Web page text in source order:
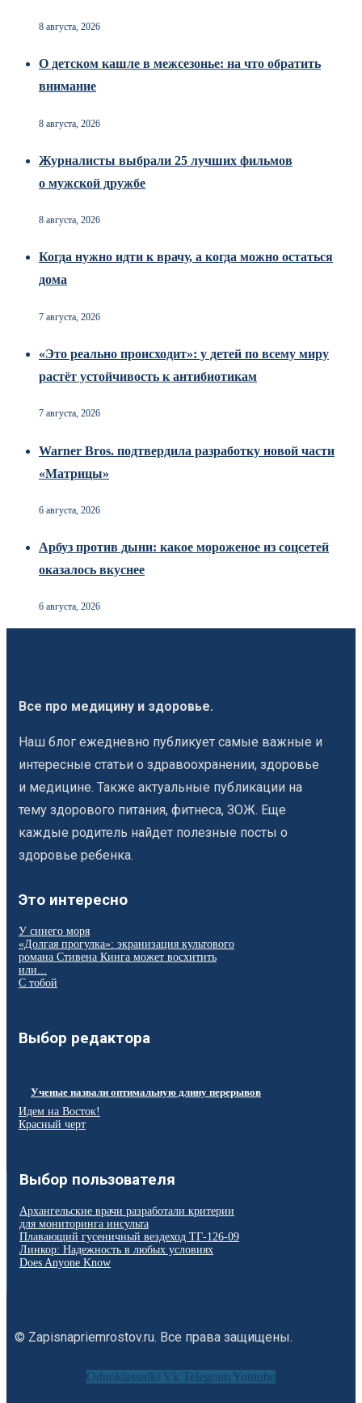
8 августа, 2026
О детском кашле в межсезонье: на что обратить
внимание
8 августа, 2026
Журналисты выбрали 25 лучших фильмов
о мужской дружбе
8 августа, 2026
Когда нужно идти к врачу, а когда можно остаться
дома
7 августа, 2026
«Это реально происходит»: у детей по всему миру
растёт устойчивость к антибиотикам
7 августа, 2026
Warner Bros. подтвердила разработку новой части
«Матрицы»
6 августа, 2026
Арбуз против дыни: какое мороженое из соцсетей
оказалось вкуснее
6 августа, 2026
Все про медицину и здоровье.
Наш блог ежедневно публикует самые важные и
интересные статьи о здравоохранении, здоровье
и медицине. Также актуальные публикации на
тему здорового питания, фитнеса, ЗОЖ. Еще
каждые родитель найдет полезные посты о
здоровье ребенка.
Это интересно
У синего моря
«Долгая прогулка»: экранизация культового
романа Стивена Кинга может восхитить
или...
С тобой
Выбор редактора
Ученые назвали оптимальную длину перерывов
Идем на Восток!
Красный черт
Выбор пользователя
Архангельские врачи разработали критерии
для мониторинга инсульта
Плавающий гусеничный вездеход ТГ-126-09
Линкор: Надежность в любых условиях
Does Anyone Know
© Zapisnapriemrostov.ru. Все права защищены.
Odnoklassniki Vk Telegram Youtube